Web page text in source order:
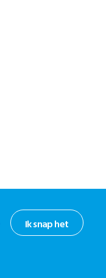
Ik snap het